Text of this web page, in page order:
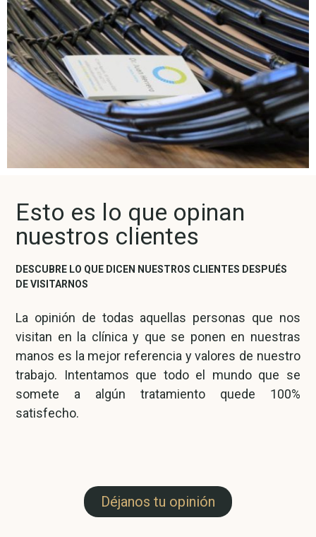
Esto es lo que opinan
nuestros clientes
DESCUBRE LO QUE DICEN NUESTROS CLIENTES DESPUÉS
DE VISITARNOS
La opinión de todas aquellas personas que nos
visitan en la clínica y que se ponen en nuestras
manos es la mejor referencia y valores de nuestro
trabajo. Intentamos que todo el mundo que se
somete a algún tratamiento quede 100%
satisfecho.
Déjanos tu opinión